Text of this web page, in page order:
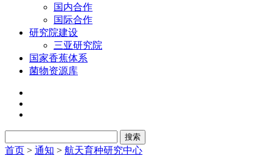
国内合作
国际合作
研究院建设
三亚研究院
国家香蕉体系
菌物资源库
首页 > 通知 > 航天育种研究中心